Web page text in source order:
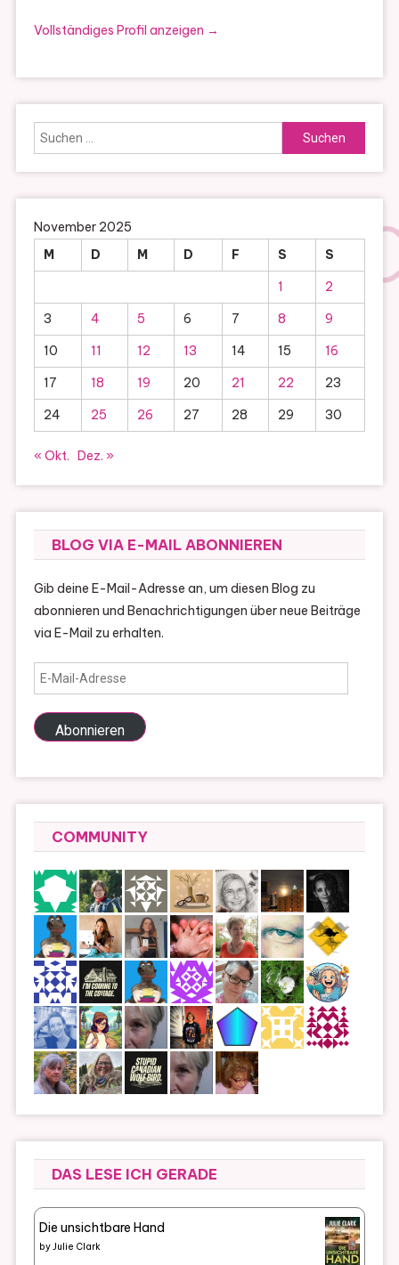
Vollständiges Profil anzeigen →
Suchen
nach:
November 2025
M
D M D F S
S
1
2
3
4 5 6 7 8
9
10
11 12 13 14 15
16
17
18 19 20 21 22
23
24
25 26 27 28 29 30
« Okt. Dez. »
BLOG VIA E-MAIL ABONNIEREN
Gib deine E-Mail-Adresse an, um diesen Blog zu
abonnieren und Benachrichtigungen über neue Beiträge
via E-Mail zu erhalten.
E-
Mail-
Adresse
Abonnieren
COMMUNITY
DAS LESE ICH GERADE
Die unsichtbare Hand
byJulie Clark